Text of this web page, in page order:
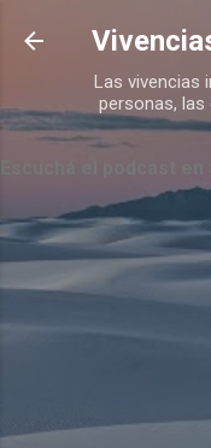
Ir
Las vivencias
personas,
Escuchá el podcast